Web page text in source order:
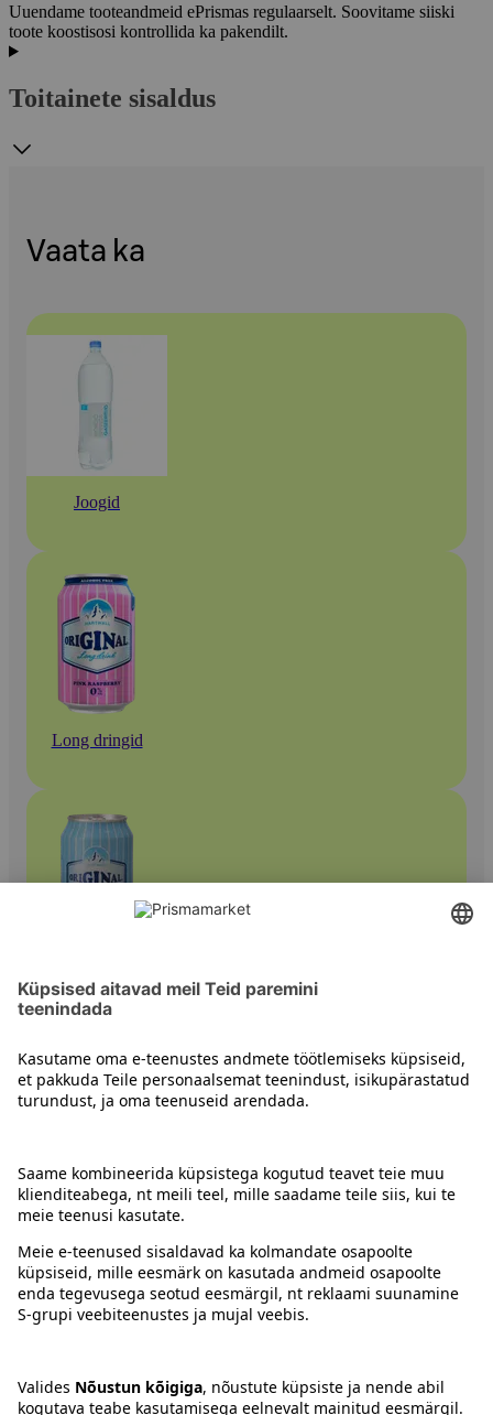
Uuendame tooteandmeid ePrismas regulaarselt. Soovitame siiski
toote koostisosi kontrollida ka pakendilt.
Toitainete sisaldus
Vaata ka
Joogid
Long dringid
Greibi long dringid
Juhised
Tingimused